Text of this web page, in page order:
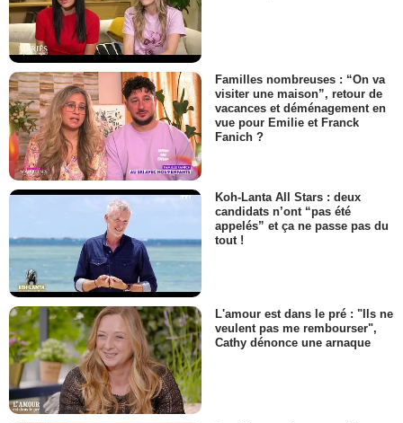
Familles nombreuses : “On va
visiter une maison”, retour de
vacances et déménagement en
vue pour Emilie et Franck
Fanich ?
Koh-Lanta All Stars : deux
candidats n’ont “pas été
appelés” et ça ne passe pas du
tout !
L'amour est dans le pré : "Ils ne
veulent pas me rembourser",
Cathy dénonce une arnaque